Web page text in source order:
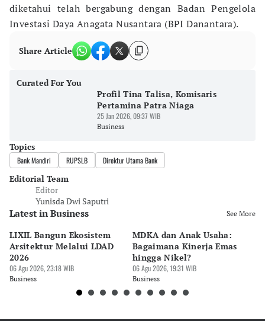
diketahui telah bergabung dengan Badan Pengelola
Investasi Daya Anagata Nusantara (BPI Danantara).
Share Article
Curated For You
Profil Tina Talisa, Komisaris
Pertamina Patra Niaga
25 Jan 2026, 09:37 WIB
Business
Topics
Bank Mandiri RUPSLB Direktur Utama Bank
Editorial Team
Editor
Yunisda Dwi Saputri
Latest in Business See More
LIXIL Bangun Ekosistem
Arsitektur Melalui LDAD
2026
06 Agu 2026, 23:18 WIB
Business
MDKA dan Anak Usaha:
Bagaimana Kinerja Emas
hingga Nikel?
06 Agu 2026, 19:31 WIB
Business